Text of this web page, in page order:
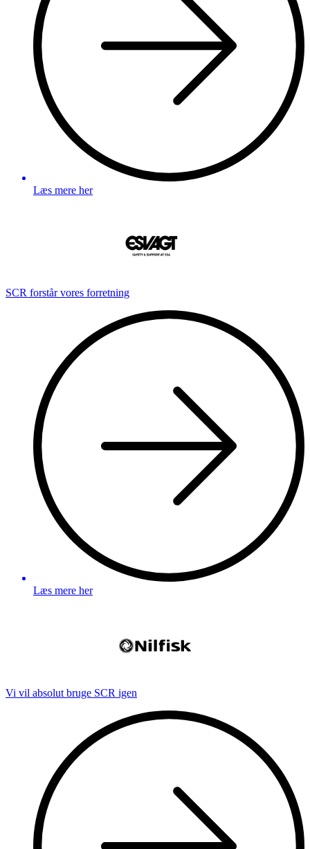
Læs mere her
SCR forstår vores forretning
Læs mere her
Vi vil absolut bruge SCR igen